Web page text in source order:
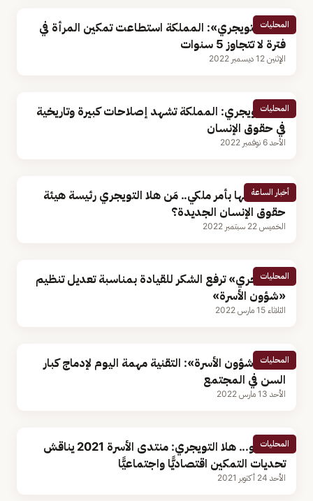
المحليات
«هلا التويجري»: المملكة استطاعت تمكين المرأة في
فترة لا تتجاوز 5 سنوات
الإثنين 12 ديسمبر 2022
المحليات
هلا التويجري: المملكة تشهد إصلاحات كبيرة وتاريخية
في حقوق الإنسان
الأحد 6 نوفمبر 2022
أخبار الساعة
بعد تعيينها بأمر ملكي.. مَن هلا التويجري رئيسة هيئة
حقوق الإنسان الجديدة؟
الخميس 22 سبتمبر 2022
المحليات
«التويجري» ترفع الشكر للقيادة بمناسبة تعديل تنظيم
«شؤون الأسرة»
الثلاثاء 15 مارس 2022
المحليات
أمين «شؤون الأسرة»: التقنية مهمة اليوم لإدماج كبار
السن في المجتمع
الأحد 13 مارس 2022
المحليات
بالفيديو... هلا التويجري: منتدى الأسرة 2021 يناقش
تحديات التمكين اقتصاديًّا واجتماعيًّا
الأحد 24 أكتوبر 2021